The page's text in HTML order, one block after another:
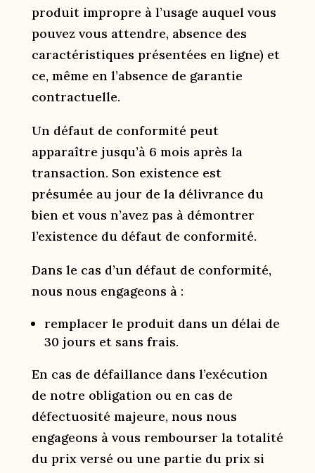
produit impropre à l’usage auquel vous
pouvez vous attendre, absence des
caractéristiques présentées en ligne) et
ce, même en l’absence de garantie
contractuelle.
Un défaut de conformité peut
apparaître jusqu’à 6 mois après la
transaction. Son existence est
présumée au jour de la délivrance du
bien et vous n’avez pas à démontrer
l’existence du défaut de conformité.
Dans le cas d’un défaut de conformité,
nous nous engageons à :
remplacer le produit dans un délai de
30 jours et sans frais.
En cas de défaillance dans l’exécution
de notre obligation ou en cas de
défectuosité majeure, nous nous
engageons à vous rembourser la totalité
du prix versé ou une partie du prix si